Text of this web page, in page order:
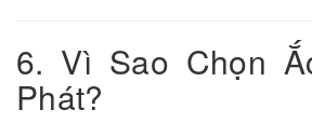
6. Vì Sao Chọn
Phát?